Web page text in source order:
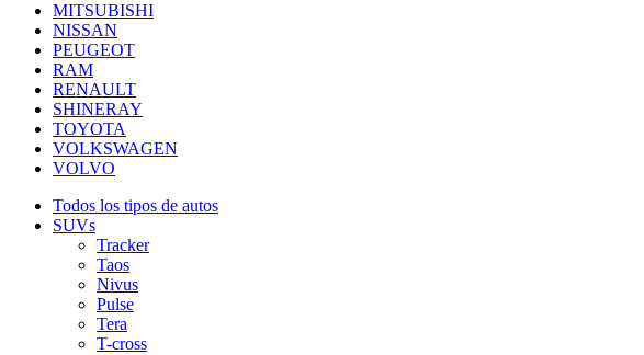
MITSUBISHI
NISSAN
PEUGEOT
RAM
RENAULT
SHINERAY
TOYOTA
VOLKSWAGEN
VOLVO
Todos los tipos de autos
SUVs
Tracker
Taos
Nivus
Pulse
Tera
T-cross